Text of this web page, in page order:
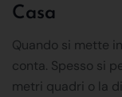
Casa
Quando si mette
conta. Spesso si
metri quadri o la